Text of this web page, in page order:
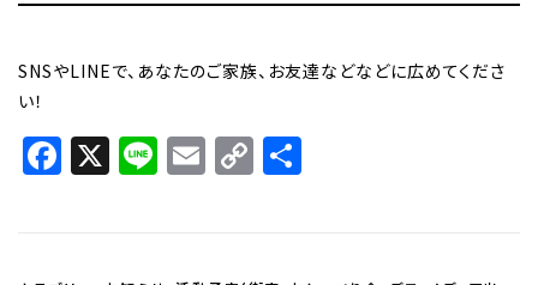
SNSやLINEで、あなたのご家族、お友達などなどに広めてくださ
い！
Facebook
X LineEmail
Copy